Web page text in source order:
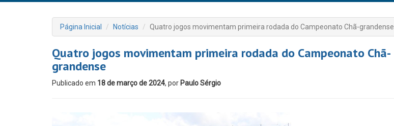
Página Inicial Notícias Quatro jogos movimentam primeira rodada do Campeonato Chã-grandense
Quatro jogos movimentam primeira rodada do Campeonato Chã-
grandense
Publicado em 18 de março de 2024, por Paulo Sérgio